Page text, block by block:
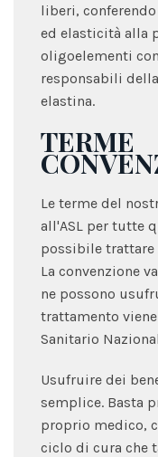
liberi,
ed elasticità alla
oligoelementi
responsabili
elastina.
TERME
Le terme del
all'ASL per tutte
possibile trattare
La convenzione
ne possono
trattamento
Sanitario
Usufruire dei
semplice. Basta
proprio medico,
ciclo di cura che